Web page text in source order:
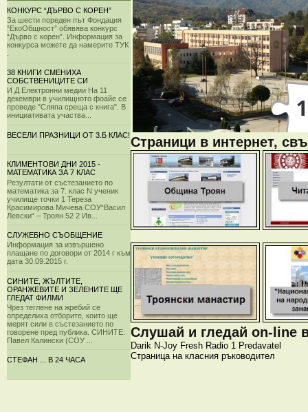
КОНКУРС “ДЪРВО С КОРЕН”
За шести пореден път Фондация
“ЕкоОбщност” обявява конкурс
“Дърво с корен”. Информация за
конкурса можете да намерите ТУК
38 КНИГИ СМЕНИХА
СОБСТВЕНИЦИТЕ СИ
И Д Електронни медии На 11
декември в училищното фоайе се
проведе "Сляпа среща с книга". В
инициативата участва...
ВЕСЕЛИ ПРАЗНИЦИ ОТ 3.Б КЛАС!
КЛИМЕНТОВИ ДНИ 2015 -
МАТЕМАТИКА ЗА 7 КЛАС
Резултати от състезанието по
математика за 7. клас N ученик
училище точки 1 Тереза
Красимирова Мичева СОУ“Васил
Левски“ – Троян 52 2 Ив...
СЛУЖЕБНО СЪОБЩЕНИЕ
Информация за извършено
плащане по договори от 2014 г към
дата 30.09.2015 г.
СИНИТЕ, ЖЪЛТИТЕ,
ОРАНЖЕВИТЕ И ЗЕЛЕНИТЕ ЩЕ
ГЛЕДАТ ФИЛМИ
Чрез теглене на жребий се
определиха отборите, които ще
мерят сили в състезанието по
говорене пред публика. СИНИТЕ:
Павел Калински (СОУ ...
СТЕФАН ... В 24 ЧАСА
Страници в интернет,
Слушай и гледай on-line
Darik N-Joy Fresh Radio 1 Predavatel
Страница на класния ръководител